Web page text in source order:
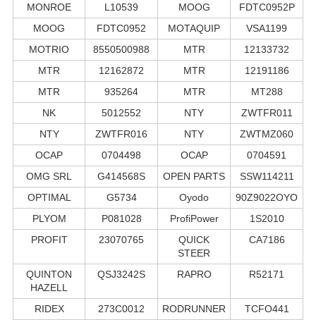
MONROE
L10539 MOOG
FDTC0952P
MOOG
FDTC0952 MOTAQUIP
VSA1199
MOTRIO
8550500988 MTR
12133732
MTR
12162872 MTR
12191186
MTR
935264 MTR
MT288
NK
5012552 NTY
ZWTFR011
NTY
ZWTFR016 NTY
ZWTMZ060
OCAP
0704498 OCAP
0704591
OMG SRL
G414568S OPEN PARTS
SSW114211
OPTIMAL
G5734 Oyodo
90Z9022OYO
PLYOM
P081028 ProfiPower
1S2010
PROFIT
23070765
QUICK
STEER
CA7186
QUINTON
HAZELL
QSJ3242S RAPRO R52171
RIDEX 273C0012 RODRUNNER
TCFO441